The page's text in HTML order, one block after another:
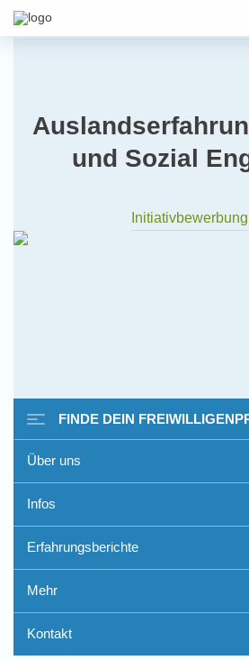
und Sozial
Initiativbewerbung
Freiwilligenarbeit
-
FINDE DEIN
Über uns
Infos
Erfahrungsberichte
Mehr
Kontakt